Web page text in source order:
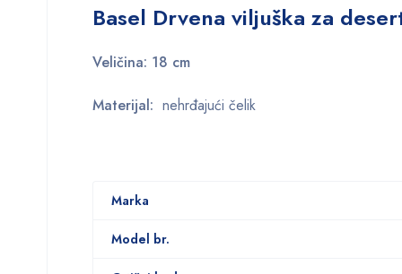
Basel Drvena viljuška za
Veličina: 18 cm
Materijal: nehrđajući čelik
Marka
Model br.